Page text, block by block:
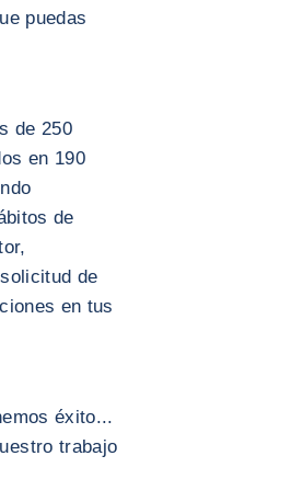
puedas
de 250
en 190
de
de
en tus
éxito...
trabajo